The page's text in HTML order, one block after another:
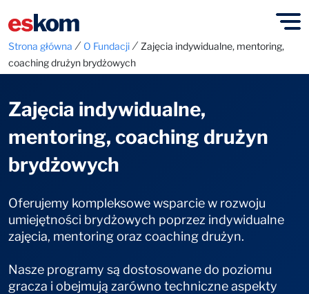
Strona główna ⁄ O Fundacji⁄ Zajęcia indywidualne, mentoring,
coaching drużyn brydżowych
Zajęcia indywidualne,
mentoring, coaching drużyn
brydżowych
Oferujemy kompleksowe wsparcie w rozwoju
umiejętności brydżowych poprzez indywidualne
zajęcia, mentoring oraz coaching drużyn.
Nasze programy są dostosowane do poziomu
gracza i obejmują zarówno techniczne aspekty